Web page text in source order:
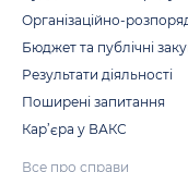
Організаційно-
Бюджет та публічні
Результати діяльності
Поширені запитання
Кар’єра у ВАКС
Все про справи